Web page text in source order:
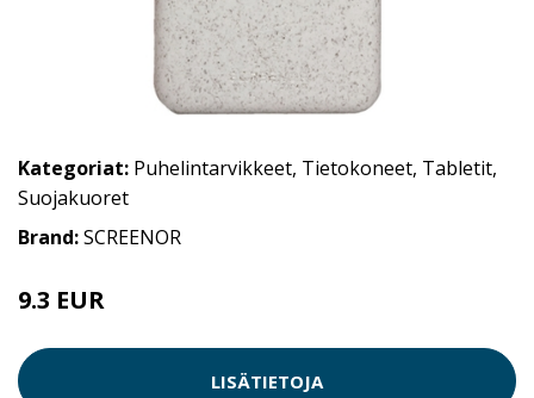
Kategoriat: Puhelintarvikkeet, Tietokoneet, Tabletit,
Suojakuoret
Brand:SCREENOR
9.3 EUR
LISÄTIETOJA